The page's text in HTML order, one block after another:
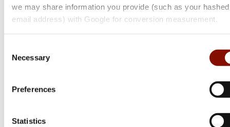
we may share information you provide (such as your hashed
email address) with Google for conversion measurement.
Selection
Necessary
Preferences
Statistics
Winchester
17 600 kr